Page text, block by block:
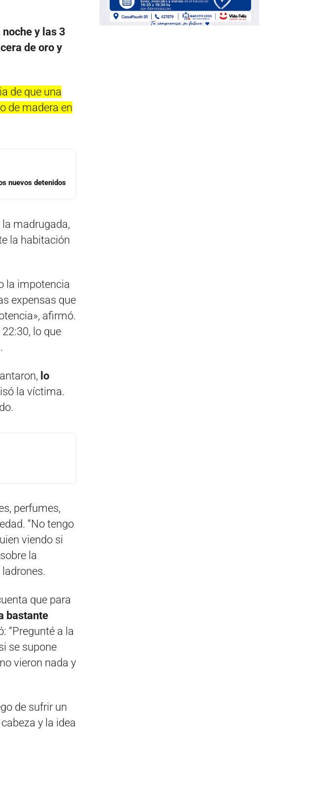
y las 3
de oro y
de que una
de madera en
nuevos detenidos
la madrugada,
la habitación
la impotencia
expensas que
afirmó.
lo que
lo
la víctima.
perfumes,
“No tengo
viendo si
la
que para
bastante
“Pregunté a la
se supone
vieron nada y
de sufrir un
y la idea